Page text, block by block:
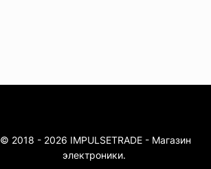
© 2018 - 2026 IMPULSETRADE - Магазин
электроники.